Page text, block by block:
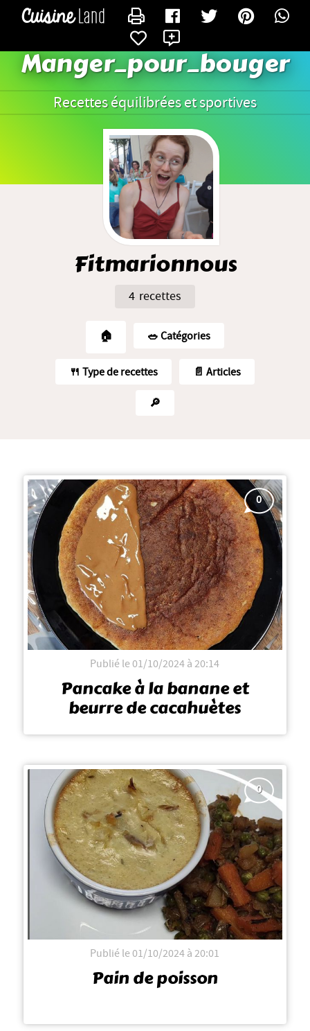
Manger_pour_bouger
Recettes équilibrées et sportives
Fitmarionnous
4 recettes
🏠 🥗️ Catégories
🍴 Type de recettes 📄 Articles
🔎
Publié le 01/10/2024 à 20:14
Pancake à la banane et
beurre de cacahuètes
0
Publié le 01/10/2024 à 20:01
Pain de poisson
0
CONTACTER FITMARIONNOUS